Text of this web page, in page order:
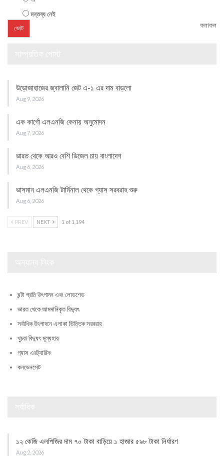
মন্তব্য নেই
ফলাফল
উড়োজাহাজের জ্বালানি জেট এ-১ এর দাম বাড়লো
Aug 9, 2026
এক কার্গো এলএনজি কেনায় অনুমোদন
Aug 7, 2026
ভারত থেকে আরও বেশি ডিজেল চায় বাংলাদেশ
Aug 6, 2026
ভাসমান এলএনজি টার্মিনাল থেকে গ্যাস সরবরাহ শুরু
Aug 6, 2026
PREV NEXT 1 of 1,194
ঘন্টা প্রতি উৎপাদন এবং লোডশেড
ভারত থেকে আমদানিকৃত বিদ্যুৎ
সর্বাধিক উৎপাদনে এলাকা ভিত্তিক সরবরাহ
খুচরা বিদ্যুৎ মূল্যহার
গ্যাস এরট্যারিফ
কনডেনসেট
১২ কেজি এলপিজির দাম ৭০ টাকা বাড়িয়ে ১ হাজার ৫৯৮ টাকা নির্ধারণ
Aug 2, 2026